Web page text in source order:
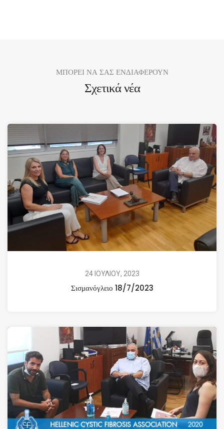
ΜΠΟΡΕΙ ΝΑ ΣΑΣ ΕΝΔΙΑΦΕΡΟΥΝ
Σχετικά νέα
24 ΙΟΥΛΙΟΥ, 2023
Σισμανόγλειο 18/7/2023